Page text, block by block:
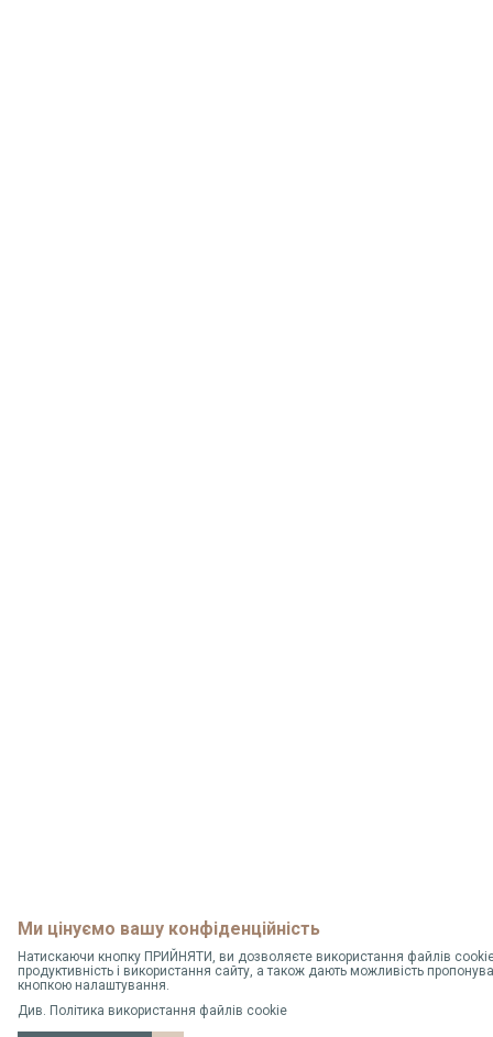
Ми цінуємо вашу конфіденційність
Натискаючи кнопку ПРИЙНЯТИ, ви дозволяєте використання файлів
продуктивність і використання сайту, а також дають можливість
кнопкою налаштування.
Див. Політика використання файлів cookie